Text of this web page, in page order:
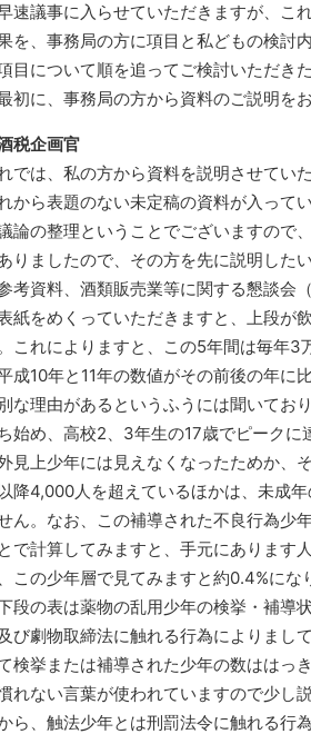
速議事に入らせていただきますが、こ
を、事務局の方に項目と私どもの検討
目について順を追ってご検討いただき
初に、事務局の方から資料のご説明をお
税企画官
では、私の方から資料を説明させてい
から表題のない未定稿の資料が入って
論の整理ということでございますので
りましたので、その方を先に説明したい
考資料、酒類販売業等に関する懇談会
紙をめくっていただきますと、上段が
これによりますと、この5年間は毎年3
成10年と11年の数値がその前後の年に
な理由があるというふうには聞いてお
始め、高校2、3年生の17歳でピーク
見上少年には見えなくなったためか、
降4,000人を超えているほかは、未成
ん。なお、この補導された不良行為少
で計算してみますと、手元にあります
この少年層で見てみますと約0.4%にな
段の表は薬物の乱用少年の検挙・補導
び劇物取締法に触れる行為によりまし
検挙または補導された少年の数ははっ
れない言葉が使われていますので少し
ら、触法少年とは刑罰法令に触れる行